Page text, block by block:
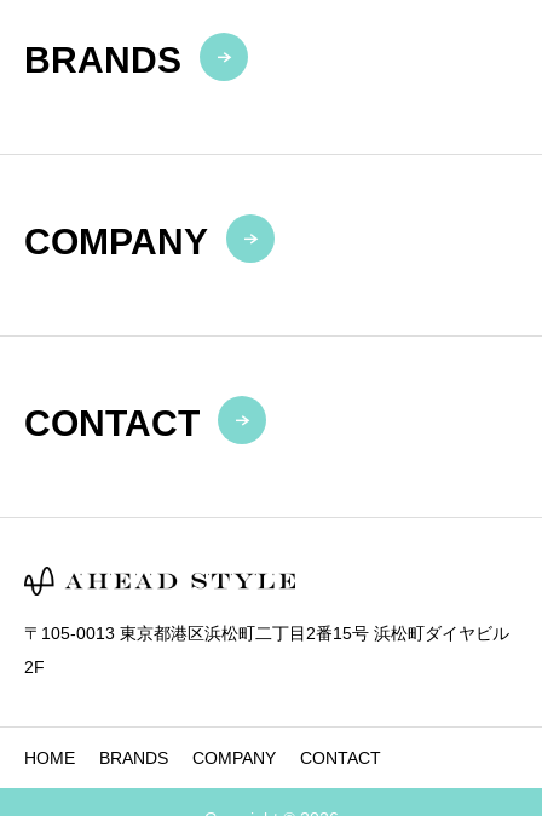
BRANDS
COMPANY
CONTACT
〒105-0013 東京都港区浜松町二丁目2番15号 浜松町ダイヤビル
2F
HOME BRANDS COMPANY CONTACT